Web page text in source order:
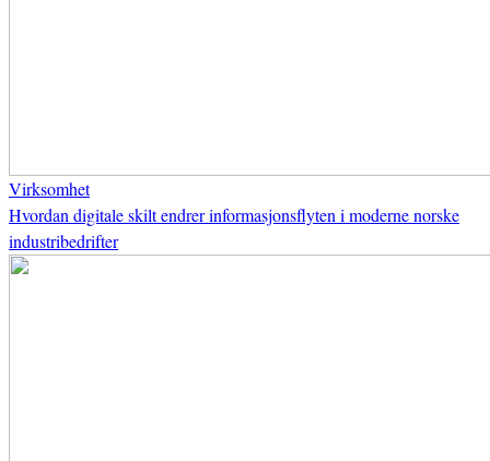
Virksomhet
Hvordan digitale skilt endrer informasjonsflyten i moderne norske
industribedrifter